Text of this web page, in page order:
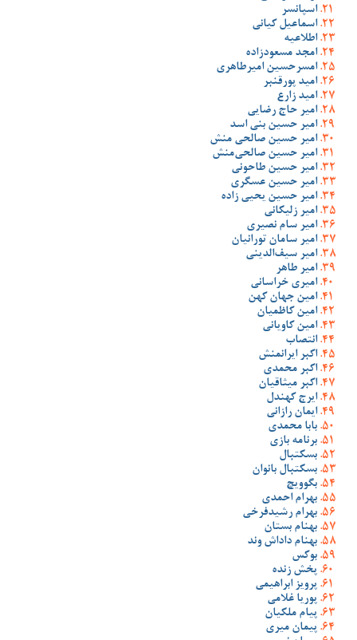
اسپانسر
اسماعیل کیانی
اطلاعیه
امجد مسعودزاده
امسرحسین امیرطاهری
امید پورقنبر
امید زارع
امیر حاج رضایی
امیر حسین بنی اسد
امیر حسین صالحی منش
امیر حسین صالحی‌منش
امیر حسین طاحونی
امیر حسین عسگری
امیر حسین یحیی زاده
امیر زلیکانی
امیر سام نصیری
امیر سامان تورانیان
امیر سیف‌الدینی
امیر طاهر
امیری خراسانی
امین جهان کهن
امین کاظمیان
امین کاویانی
انتصاب
اکبر ایرانمنش
اکبر محمدی
اکبر میثاقیان
ایرج کهندل
ایمان رازانی
بابا محمدی
برنامه بازی
بسکتبال
بسکتبال بانوان
بگوویچ
بهرام احمدی
بهرام رشیدفرخی
بهنام بستان
بهنام داداش وند
بوکس
پخش زنده
پرویز ابراهیمی
پوریا غلامی
پیام ملکیان
پیمان میری